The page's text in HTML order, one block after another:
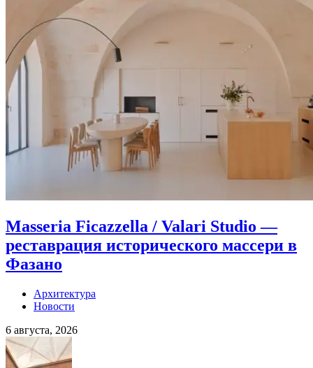
Masseria Ficazzella / Valari Studio —
реставрация исторического массери в
Фазано
Архитектура
Новости
6 августа, 2026